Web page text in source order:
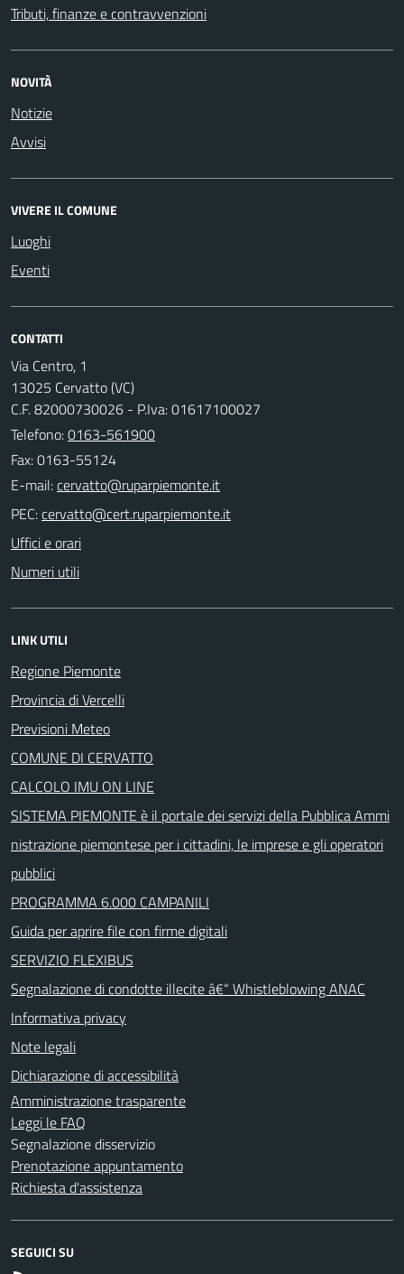
Tributi, finanze e contravvenzioni
NOVITÀ
Notizie
Avvisi
VIVERE IL COMUNE
Luoghi
Eventi
CONTATTI
Via Centro, 1
13025 Cervatto (VC)
C.F. 82000730026 - P.Iva: 01617100027
Telefono:0163-561900
Fax: 0163-55124
E-mail:
PEC:
Uffici e orari
Numeri utili
LINK UTILI
Regione Piemonte
Provincia di Vercelli
Previsioni Meteo
COMUNE DI CERVATTO
CALCOLO IMU ON LINE
SISTEMA PIEMONTE è il portale dei servizi della Pubblica Ammi
nistrazione piemontese per i cittadini, le imprese e gli operatori
pubblici
PROGRAMMA 6.000 CAMPANILI
Guida per aprire file con firme digitali
SERVIZIO FLEXIBUS
Segnalazione di condotte illecite â€“ Whistleblowing ANAC
Informativa privacy
Note legali
Dichiarazione di accessibilità
Amministrazione trasparente
Leggi le FAQ
Segnalazione disservizio
Prenotazione appuntamento
Richiesta d'assistenza
SEGUICI SU